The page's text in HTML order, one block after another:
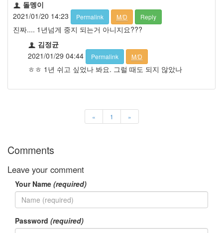
돌멩이
2021/01/20 14:23
Permalink M/D Reply
진짜.... 1년넘게 중지 되는거 아니지요???
김정균
2021/01/29 04:44
Permalink M/D
ㅎㅎ 1년 쉬고 싶었나 봐요. 그럴 때도 되지 않았나
« 1 »
Comments
Leave your comment
Your Name (required)
Password (required)
BASMAN
BLB-
AA1650
1
Liitokala
6F22
전...